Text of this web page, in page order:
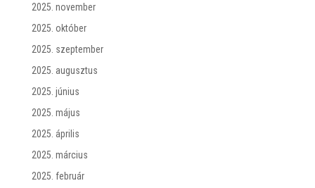
2025. november
2025. október
2025. szeptember
2025. augusztus
2025. június
2025. május
2025. április
2025. március
2025. február